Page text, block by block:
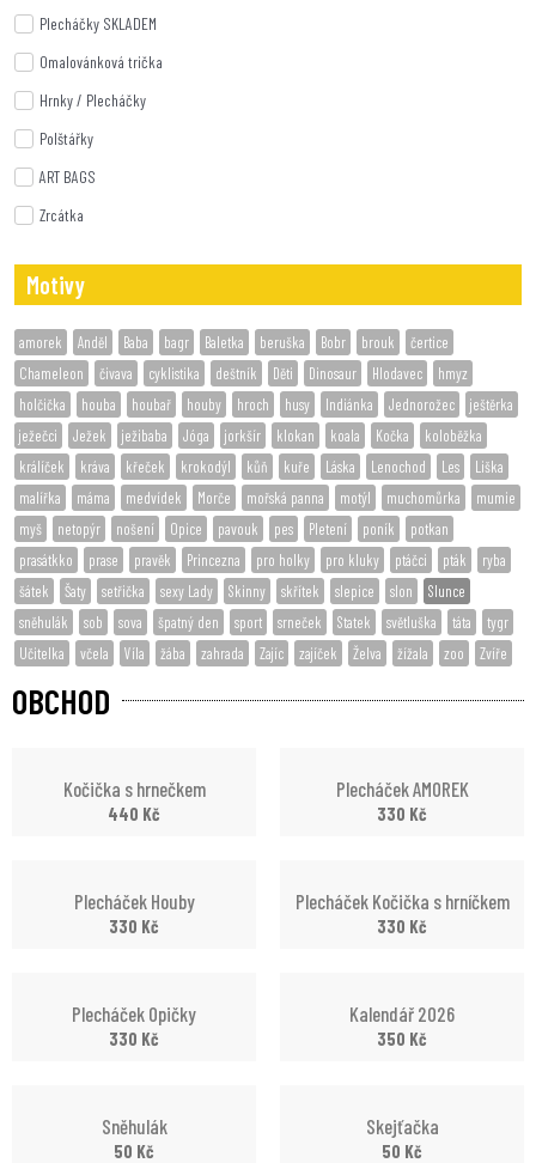
Plecháčky SKLADEM
Omalovánková trička
Hrnky / Plecháčky
Polštářky
ART BAGS
Zrcátka
Motivy
amorek Anděl Baba bagr Baletka beruška Bobr brouk
čertice
Chameleon
čivava cyklistika deštník Děti Dinosaur Hlodavec
hmyz
holčička
houba houbař houby hroch husy Indiánka Jednorožec
ještěrka
ježečci
Ježek ježibaba Jóga jorkšír klokan koala Kočka
koloběžka
králíček
kráva křeček krokodýl kůň kuře Láska Lenochod Les
Liška
malířka
máma medvídek Morče mořská panna motýl muchomůrka
mumie
myš
netopýr nošení Opice pavouk pes Pletení poník
potkan
prasátkko
prase pravěk Princezna pro holky pro kluky ptáčci pták
ryba
šátek
Šaty setřička sexy Lady Skinny skřítek slepice slon
Slunce
sněhulák
sob sova špatný den sport srneček Statek světluška táta
tygr
Učitelka
včela Víla žába zahrada Zajíc zajíček Želva žížala zoo Zvíře
OBCHOD
Kočička s hrnečkem
440 Kč
Plecháček AMOREK
330 Kč
Plecháček Houby
330 Kč
Plecháček Kočička s hrníčkem
330 Kč
Plecháček Opičky
330 Kč
Kalendář 2026
350 Kč
Sněhulák
50 Kč
Skejťačka
50 Kč